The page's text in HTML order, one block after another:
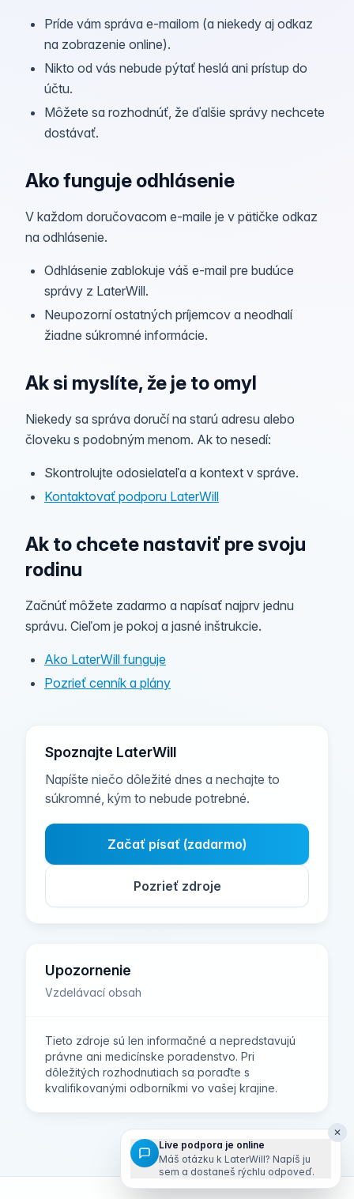
Príde vám správa e‑mailom (a niekedy aj odkaz
na zobrazenie online).
Nikto od vás nebude pýtať heslá ani prístup do
účtu.
Môžete sa rozhodnúť, že ďalšie správy nechcete
dostávať.
Ako funguje odhlásenie
V každom doručovacom e‑maile je v pätičke odkaz
na odhlásenie.
Odhlásenie zablokuje váš e‑mail pre budúce
správy z LaterWill.
Neupozorní ostatných príjemcov a neodhalí
žiadne súkromné informácie.
Ak si myslíte, že je to omyl
Niekedy sa správa doručí na starú adresu alebo
človeku s podobným menom. Ak to nesedí:
Skontrolujte odosielateľa a kontext v správe.
Kontaktovať podporu LaterWill
Ak to chcete nastaviť pre svoju
rodinu
Začnúť môžete zadarmo a napísať najprv jednu
správu. Cieľom je pokoj a jasné inštrukcie.
Ako LaterWill funguje
Pozrieť cenník a plány
Spoznajte LaterWill
Napíšte niečo dôležité dnes a nechajte to
súkromné, kým to nebude potrebné.
Začať písať (zadarmo)
Pozrieť zdroje
Upozornenie
Vzdelávací obsah
Tieto zdroje sú len informačné a nepredstavujú
právne ani medicínske poradenstvo. Pri
dôležitých rozhodnutiach sa poraďte s
kvalifikovanými odborníkmi vo vašej krajine.
✕
Live podpora je online
Máš otázku k LaterWill? Napíš ju
sem a dostaneš rýchlu odpoveď.